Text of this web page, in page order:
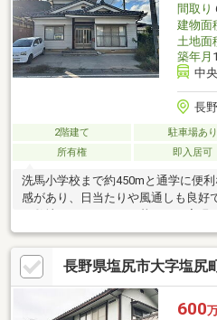
間取り
建物面
土地面
築年月
中
長
2階建て 駐車場あり
所有権
即入居可
洗馬小学校まで約450mと通学に便
感があり、日当たりや風通しも良好
長野県塩尻市大字塩尻
600